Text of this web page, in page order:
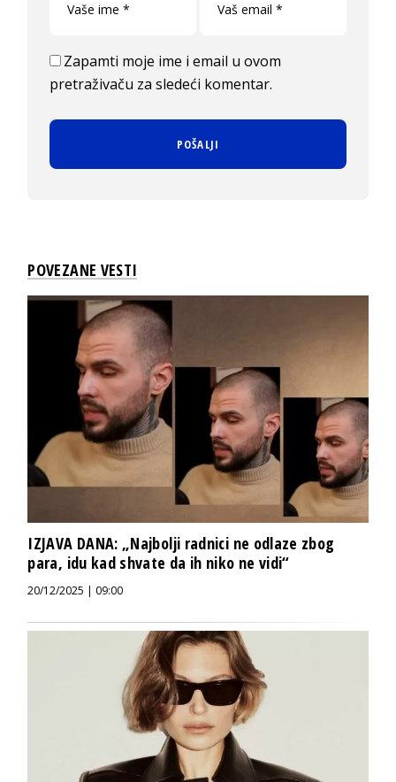
Zapamti moje ime i email u ovom
pretraživaču za sledeći komentar.
POVEZANE VESTI
IZJAVA DANA: „Najbolji radnici ne odlaze zbog
para, idu kad shvate da ih niko ne vidi“
20/12/2025 | 09:00